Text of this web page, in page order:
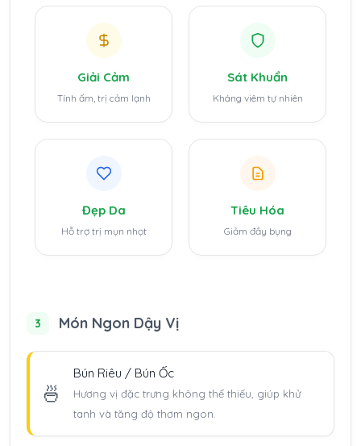
Giải Cảm
Tính ấm, trị cảm lạnh
Sát Khuẩn
Kháng viêm tự nhiên
Đẹp Da
Hỗ trợ trị mụn nhọt
Tiêu Hóa
Giảm đầy bụng
3 Món Ngon Dậy Vị
🍜
Bún Riêu / Bún Ốc
Hương vị đặc trưng không thể thiếu, giúp khử
tanh và tăng độ thơm ngon.